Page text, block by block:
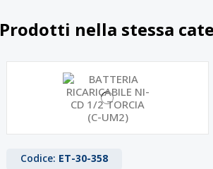
Prodotti nella stessa
Codice: ET-30-358